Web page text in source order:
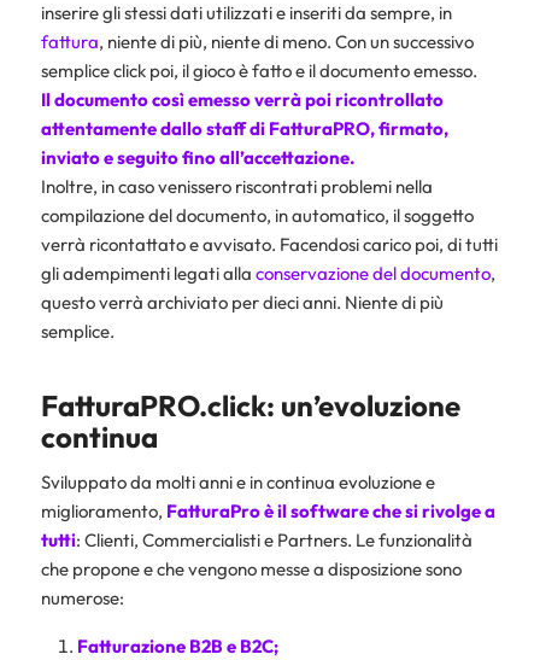
inserire gli stessi dati utilizzati e inseriti da sempre, in
fattura, niente di più, niente di meno. Con un successivo
semplice click poi, il gioco è fatto e il documento emesso.
Il documento così emesso verrà poi ricontrollato
attentamente dallo staff di FatturaPRO, firmato,
inviato e seguito fino all’accettazione.
Inoltre, in caso venissero riscontrati problemi nella
compilazione del documento, in automatico, il soggetto
verrà ricontattato e avvisato. Facendosi carico poi, di tutti
gli adempimenti legati alla conservazione del documento,
questo verrà archiviato per dieci anni. Niente di più
semplice.
FatturaPRO.click: un’evoluzione
continua
Sviluppato da molti anni e in continua evoluzione e
miglioramento, FatturaPro è il software che si rivolge a
tutti: Clienti, Commercialisti e Partners. Le funzionalità
che propone e che vengono messe a disposizione sono
numerose:
Fatturazione B2B e B2C;